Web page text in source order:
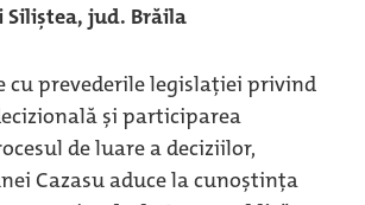
jud. Brăila
cu prevederile legislației privind
și participarea
de luare a deciziilor,
Cazasu aduce la cunoștința